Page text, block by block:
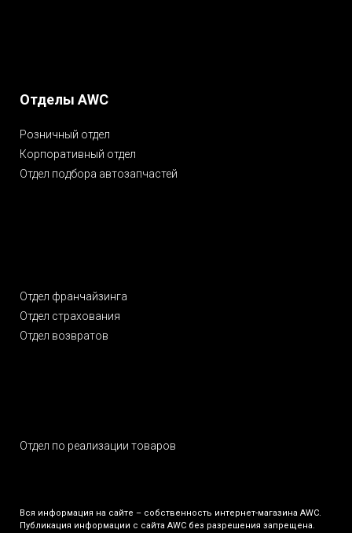
Отделы AWC
Розничный отдел
Корпоративный отдел
Отдел подбора автозапчастей
Отдел франчайзинга
Отдел cтрахования
Отдел возвратов
Отдел по реализации товаров
Вся информация на сайте – собственность интернет-магазина AWC.
Публикация информации с сайта AWC без разрешения запрещена.